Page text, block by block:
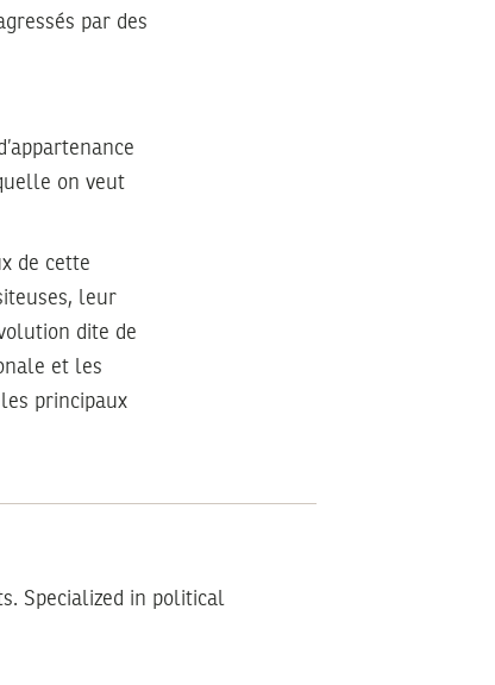
par des
on veut
de cette
leur
dite de
et les
principaux
Specialized in political